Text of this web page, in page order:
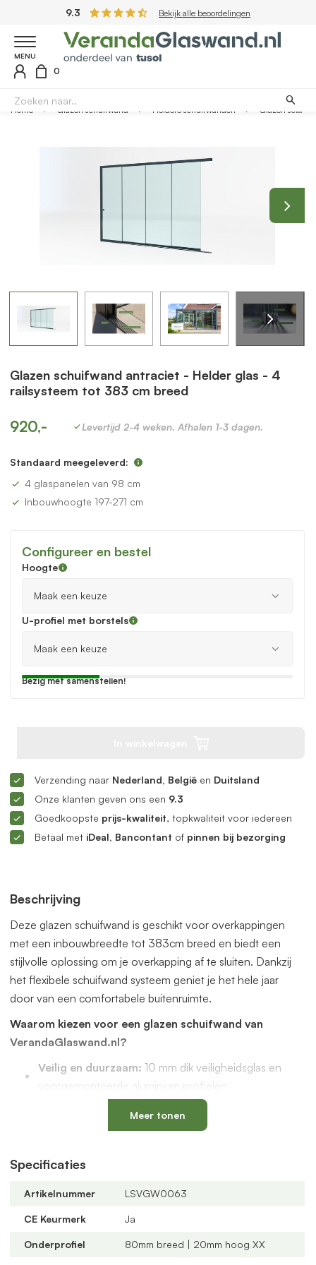
9.3 Bekijk alle beoordelingen
MENU
0
Home Glazen schuifwand Heldere schuifwanden Glazen schuifwand antraciet - Helder glas - 4 railsysteem tot 383 cm breed
Beschrijving
Deze glazen schuifwand is geschikt voor overkappingen
met een inbouwbreedte tot 383cm breed en biedt een
stijlvolle oplossing om je overkapping af te sluiten. Dankzij
het flexibele schuifwand systeem geniet je het hele jaar
door van een comfortabele buitenruimte.
Waarom kiezen voor een glazen schuifwand van
VerandaGlaswand.nl?
Veilig en duurzaam: 10 mm dik veiligheidsglas en
voorgemonteerde aluminium profielen
met een vervangbaar loopspoor,
geïntegreerde waterafvoer en verkrijgbaar in antraciet
Verstelbare kunststof wielen
Altijd passend bij jouw veranda
verschillende maten, glastypes en steellook
U-profielen met tochtborstelsvoor een tochtvrije
Meer tonen
Specificaties
Artikelnummer LSVGW0063
CE Keurmerk Ja
Onderprofiel 80mm breed | 20mm hoog XX
Glazen schuifwand antraciet - Helder glas - 4
railsysteem tot 383 cm breed
920,- Levertijd 2-4 weken. Afhalen 1-3 dagen.
Standaard meegeleverd:
4 glaspanelen van 98 cm
Inbouwhoogte 197-271 cm
Configureer en bestel
Hoogte
U-profiel met borstels
Bezig met samenstellen!
Verzending naar Nederland, België en Duitsland
Onze klanten geven ons een 9.3
Goedkoopste prijs-kwaliteit, topkwaliteit voor iedereen
Betaal met iDeal, Bancontant of pinnen bij bezorging